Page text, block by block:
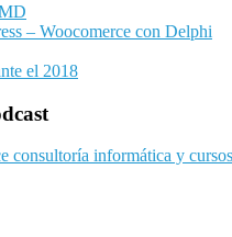
– Woocomerce con Delphi
el 2018